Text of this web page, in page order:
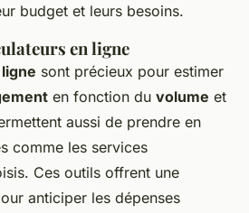
budget et leurs besoins.
en ligne
sont précieux pour estimer
en fonction du volume et
aussi de prendre en
comme les services
Ces outils offrent une
anticiper les dépenses